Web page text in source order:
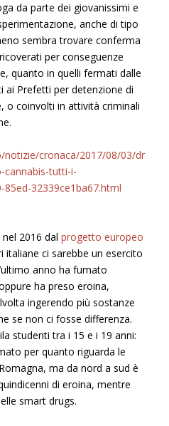
da parte dei giovanissimi e
anche di tipo
sembra trovare conferma
per conseguenze
quanto in quelli fermati dalle
ai Prefetti per detenzione di
o coinvolti in attività criminali
cronaca/2017/08/03/dr
cannabis-tutti-i-
85ed-32339ce1ba67.html
2016 dal progetto europeo
italiane ci sarebbe un esercito
anno ha fumato
ha preso eroina,
ingerendo più sostanze
se non ci fosse differenza.
studenti tra i 15 e i 19 anni:
per quanto riguarda le
ma da nord a sud è
di eroina, mentre
smart drugs.